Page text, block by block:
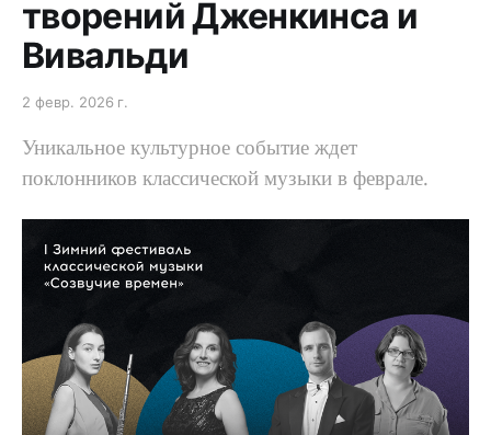
творений Дженкинса и
Вивальди
2 февр. 2026 г.
Уникальное культурное событие ждет
поклонников классической музыки в феврале.